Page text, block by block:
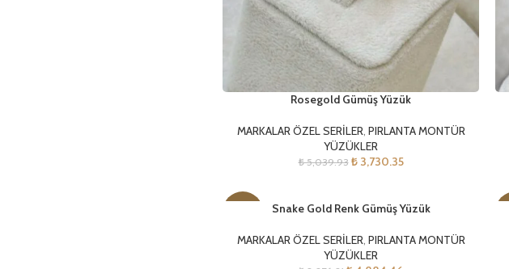
Rosegold Gümüş Yüzük
MARKALAR ÖZEL SERİLER, PIRLANTA MONTÜR
YÜZÜKLER
₺5,039.93 ₺3,730.35
Snake Gold Renk Gümüş Yüzük
MARKALAR ÖZEL SERİLER, PIRLANTA MONTÜR
YÜZÜKLER